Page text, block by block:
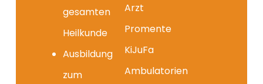
gesamten
Heilkunde
Ausbildung
zum
Arzt
Promente
KiJuFa
Ambulatorien